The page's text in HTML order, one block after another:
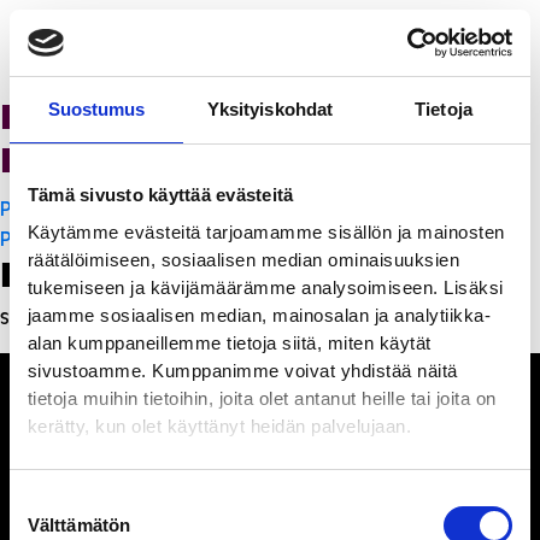
Suostumus Yksityiskohdat Tietoja
Tämä sivusto käyttää evästeitä
Käytämme evästeitä tarjoamamme sisällön ja mainosten
räätälöimiseen, sosiaalisen median ominaisuuksien
tukemiseen ja kävijämäärämme analysoimiseen. Lisäksi
jaamme sosiaalisen median, mainosalan ja analytiikka-
alan kumppaneillemme tietoja siitä, miten käytät
sivustoamme. Kumppanimme voivat yhdistää näitä
tietoja muihin tietoihin, joita olet antanut heille tai joita on
kerätty, kun olet käyttänyt heidän palvelujaan.
valinta
Välttämätön
K-Citymarket Pori
Puuvilla
Artikkelien
selaus
PanchoVilla
PanchoVilla
Leave a Reply
Sinun täytyykirjautua sisäänkommentoidaksesi.
ihmeteltävää